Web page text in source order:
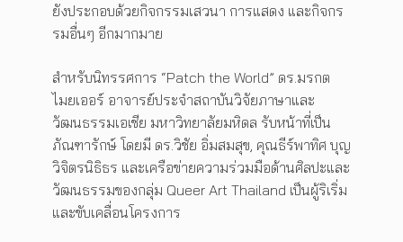
ยังประกอบด้วยกิจกรรมเสวนา การแสดง และกิจกร
รมอื่นๆ อีกมากมาย
สำหรับนิทรรศการ “Patch the World” ดร.มรกต
ไมยเออร์ อาจารย์ประจำสถาบันวิจัยภาษาและ
วัฒนธรรมเอเชีย มหาวิทยาลัยมหิดล รับหน้าที่เป็น
ภัณฑารักษ์ โดยมี ดร.วิชัย อิ่มสมสุข, คุณธีร์พาทิศ บุญ
วิจิตรนิธิธร และเครือข่ายความร่วมมือด้านศิลปะและ
วัฒนธรรมของกลุ่ม Queer Art Thailand เป็นผู้ริเริ่ม
และขับเคลื่อนโครงการ